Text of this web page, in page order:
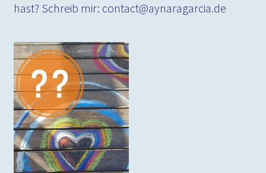
hast? Schreib mir: contact@aynaragarcia.de